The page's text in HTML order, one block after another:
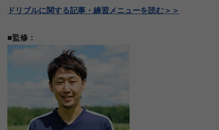
ドリブルに関する記事・練習メニューを読む＞＞
■監修：